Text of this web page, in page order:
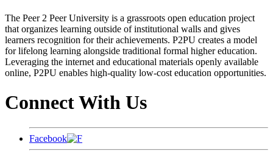
The Peer 2 Peer University is a grassroots open education project
that organizes learning outside of institutional walls and gives
learners recognition for their achievements. P2PU creates a model
for lifelong learning alongside traditional formal higher education.
Leveraging the internet and educational materials openly available
online, P2PU enables high-quality low-cost education opportunities.
Connect With Us
Facebook